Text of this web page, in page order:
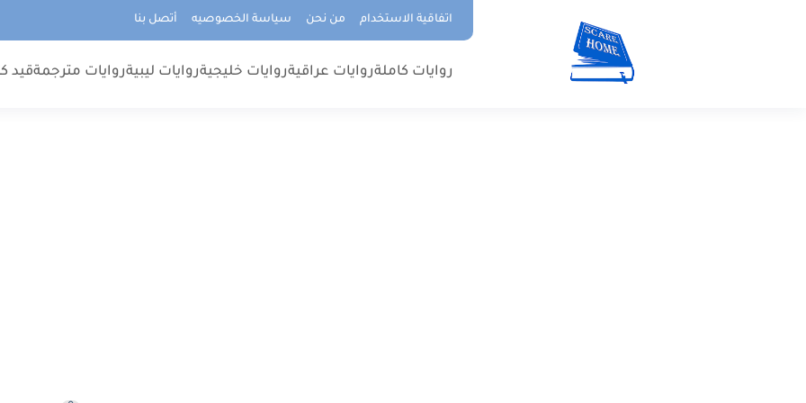
اتفاقية الاستخدام من نحن سياسة الخصوصيه أتصل بنا
روايات كاملةروايات عراقيةروايات خليجيةروايات ليبيةروايات مترجمةقيد